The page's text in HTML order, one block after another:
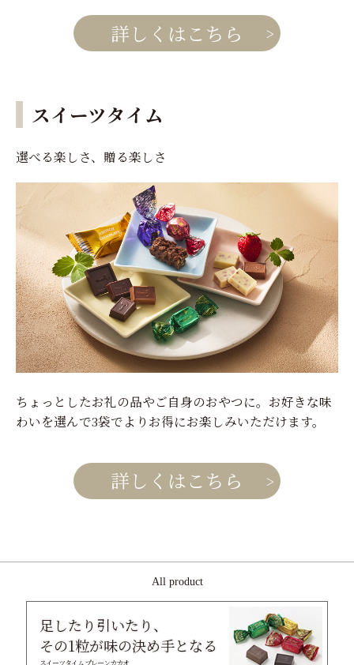
詳しくはこちら
スイーツタイム
選べる楽しさ、贈る楽しさ
ちょっとしたお礼の品やご自身のおやつに。お好きな味
わいを選んで3袋でよりお得にお楽しみいただけます。
詳しくはこちら
All product
足したり引いたり、
その1粒が味の決め手となる